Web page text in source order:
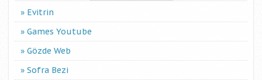
Evitrin
Games Youtube
Gözde Web
Sofra Bezi